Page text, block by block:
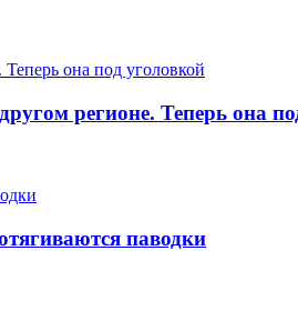
регионе. Теперь она
паводки